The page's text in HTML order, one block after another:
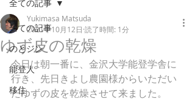
全ての記事
のとジン
能登人
移住
全ての記事
ゆず皮の乾燥
Yukimasa Matsuda
2021年10月12日 読了時間: 1分
今日は朝一番に、金沢大学能登学舎に
行き、先日きよし農園様からいただい
たゆずの皮を乾燥させて来ました。